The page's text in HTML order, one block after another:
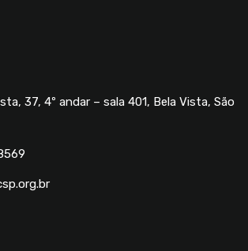
37, 4º andar – sala 401, Bela Vista, São